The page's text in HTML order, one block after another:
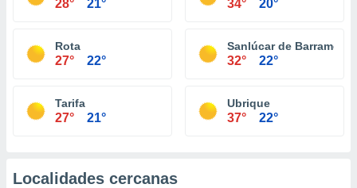
28° 21° 34° 20°
Rota
27° 22°
Sanlúcar de Barrameda
32° 22°
Tarifa
27° 21°
Ubrique
37° 22°
Localidades cercanas